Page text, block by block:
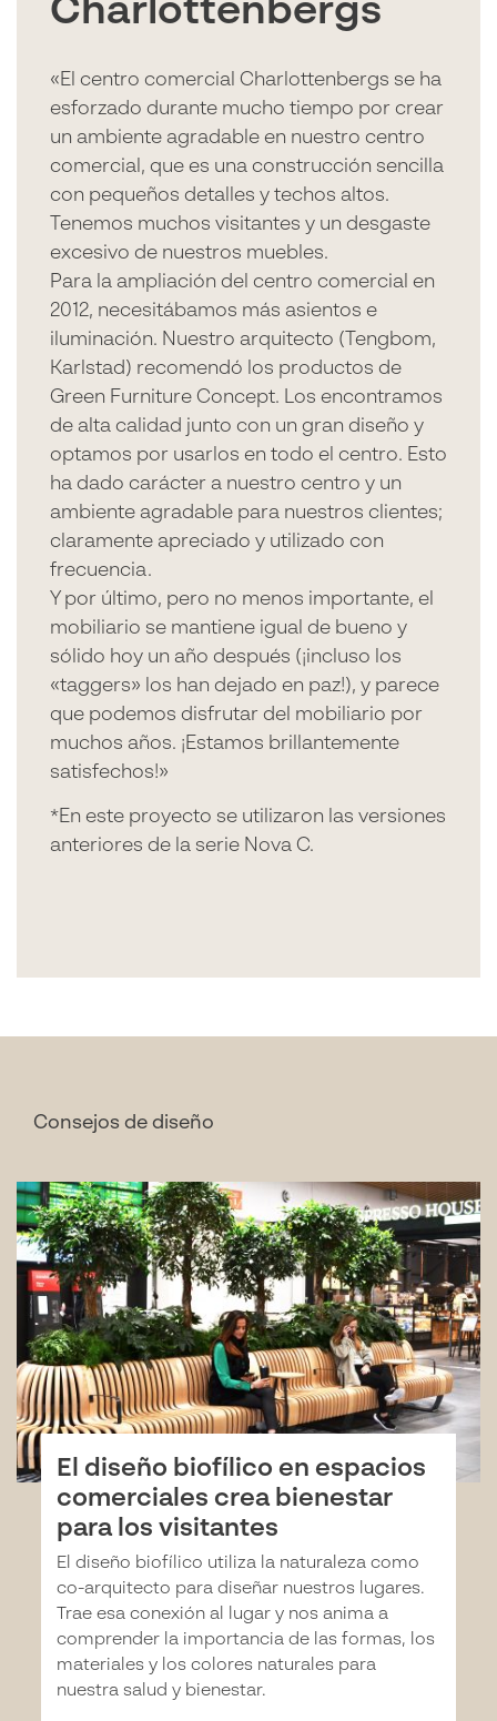
Charlottenbergs
«El centro comercial Charlottenbergs se ha
esforzado durante mucho tiempo por crear
un ambiente agradable en nuestro centro
comercial, que es una construcción sencilla
con pequeños detalles y techos altos.
Tenemos muchos visitantes y un desgaste
excesivo de nuestros muebles.
Para la ampliación del centro comercial en
2012, necesitábamos más asientos e
iluminación. Nuestro arquitecto (Tengbom,
Karlstad) recomendó los productos de
Green Furniture Concept. Los encontramos
de alta calidad junto con un gran diseño y
optamos por usarlos en todo el centro. Esto
ha dado carácter a nuestro centro y un
ambiente agradable para nuestros clientes;
claramente apreciado y utilizado con
frecuencia.
Y por último, pero no menos importante, el
mobiliario se mantiene igual de bueno y
sólido hoy un año después (¡incluso los
«taggers» los han dejado en paz!), y parece
que podemos disfrutar del mobiliario por
muchos años. ¡Estamos brillantemente
satisfechos!»
*En este proyecto se utilizaron las versiones
anteriores de la serie Nova C.
Consejos de diseño
El diseño biofílico en espacios
comerciales crea bienestar
para los visitantes
El diseño biofílico utiliza la naturaleza como
co-arquitecto para diseñar nuestros lugares.
Trae esa conexión al lugar y nos anima a
comprender la importancia de las formas, los
materiales y los colores naturales para
nuestra salud y bienestar.